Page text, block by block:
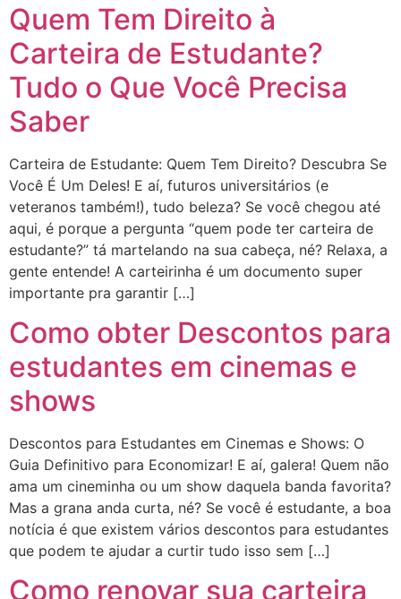
Quem Tem Direito à
Carteira de Estudante?
Tudo o Que Você Precisa
Saber
Carteira de Estudante: Quem Tem Direito? Descubra Se
Você É Um Deles! E aí, futuros universitários (e
veteranos também!), tudo beleza? Se você chegou até
aqui, é porque a pergunta “quem pode ter carteira de
estudante?” tá martelando na sua cabeça, né? Relaxa, a
gente entende! A carteirinha é um documento super
importante pra garantir […]
Como obter Descontos para
estudantes em cinemas e
shows
Descontos para Estudantes em Cinemas e Shows: O
Guia Definitivo para Economizar! E aí, galera! Quem não
ama um cineminha ou um show daquela banda favorita?
Mas a grana anda curta, né? Se você é estudante, a boa
notícia é que existem vários descontos para estudantes
que podem te ajudar a curtir tudo isso sem […]
Como renovar sua carteira